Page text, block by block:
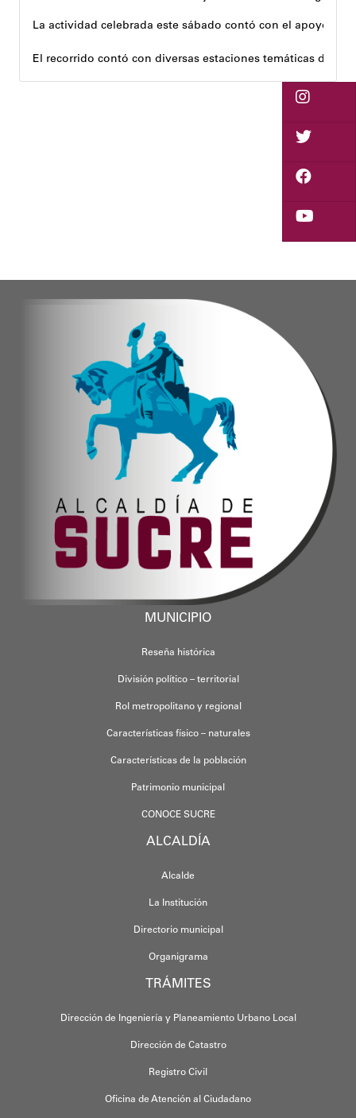
La actividad celebrada este sábado contó con el apoyo
El recorrido contó con diversas estaciones temáticas
Cuerpo y movimiento: espacio dedicado a la
Juegos didácticos: memoria y dinámicas didácticas
Con estas iniciativas, el alcalde Diógenes Lara reafirma
MUNICIPIO
Reseña histórica
División político – territorial
Rol metropolitano y regional
Características físico – naturales
Características de la población
Patrimonio municipal
CONOCE SUCRE
ALCALDÍA
Alcalde
La Institución
Directorio municipal
Organigrama
TRÁMITES
Dirección de Ingeniería y Planeamiento Urbano Local
Dirección de Catastro
Registro Civil
Oficina de Atención al Ciudadano